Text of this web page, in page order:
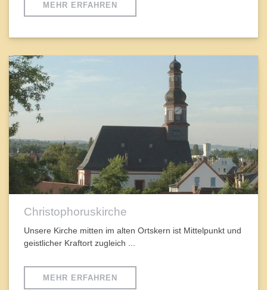
MEHR ERFAHREN
Christophoruskirche
Unsere Kirche mitten im alten Ortskern ist Mittelpunkt und
geistlicher Kraftort zugleich ...
MEHR ERFAHREN